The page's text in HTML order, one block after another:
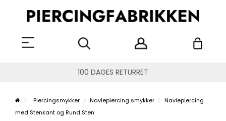
100 DAGES RETURRET
Piercingsmykker Navlepiercing smykker
Navlepiercing
med Stenkant og Rund Sten